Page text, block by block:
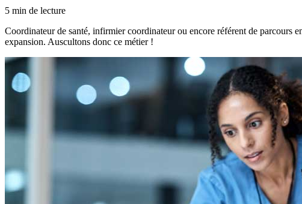
5 min de lecture
Coordinateur de santé, infirmier coordinateur ou encore référent de parcours
expansion. Auscultons donc ce métier !